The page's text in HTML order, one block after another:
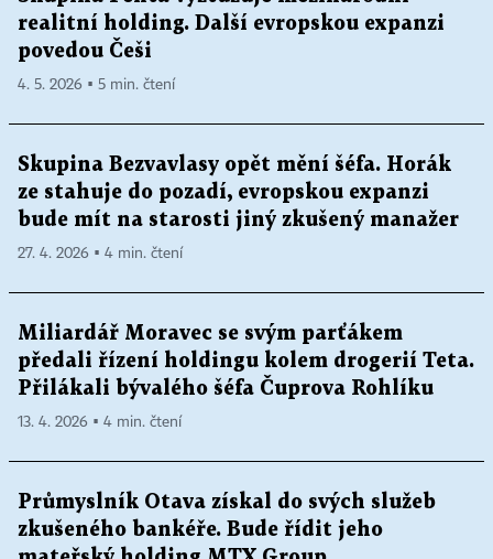
realitní holding. Další evropskou expanzi
povedou Češi
4. 5. 2026 ▪ 5 min. čtení
Skupina Bezvavlasy opět mění šéfa. Horák
ze stahuje do pozadí, evropskou expanzi
bude mít na starosti jiný zkušený manažer
27. 4. 2026 ▪ 4 min. čtení
Miliardář Moravec se svým parťákem
předali řízení holdingu kolem drogerií Teta.
Přilákali bývalého šéfa Čuprova Rohlíku
13. 4. 2026 ▪ 4 min. čtení
Průmyslník Otava získal do svých služeb
zkušeného bankéře. Bude řídit jeho